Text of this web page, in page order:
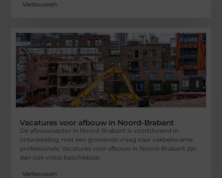
Verbouwen
Vacatures voor afbouw in Noord-Brabant
De afbouwsector in Noord-Brabant is voortdurend in
ontwikkeling, met een groeiende vraag naar vakbekwame
professionals. Vacatures voor afbouw in Noord-Brabant zijn
dan ook volop beschikbaar,
Verbouwen